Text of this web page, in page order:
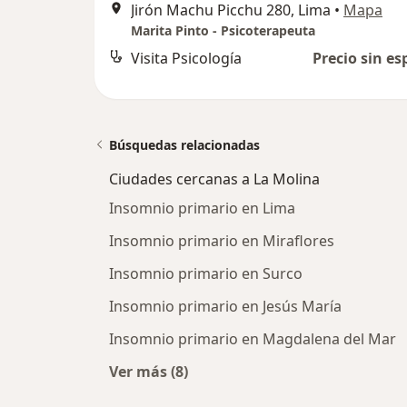
Jirón Machu Picchu 280, Lima • Mapa
Marita Pinto - Psicoterapeuta
Visita Psicología Precio sin
Búsquedas relacionadas
Ciudades cercanas a La Molina
Insomnio primario en Lima
Insomnio primario en Miraflores
Insomnio primario en Surco
Insomnio primario en Jesús María
Insomnio primario en Magdalena del Mar
Ver más (8)